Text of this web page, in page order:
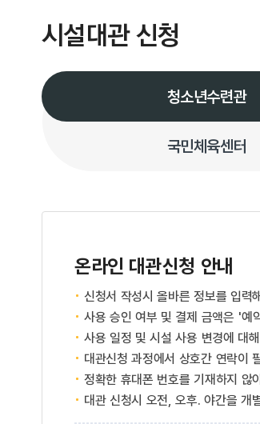
시설대관 신청
청소년수련관
국민체육센터
온라인 대관신청 안내
신청서 작성시 올바른 정보를 입력
사용 승인 여부 및 결제 금액은 '예
사용 일정 및 시설 사용 변경에 대
대관신청 과정에서 상호간 연락이
정확한 휴대폰 번호를 기재하지 않
대관 신청시 오전, 오후. 야간을 개